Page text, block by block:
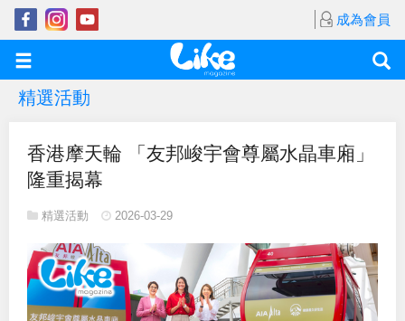
成為會員
精選活動
香港摩天輪 「友邦峻宇會尊屬水晶車廂」
隆重揭幕
精選活動 2026-03-29